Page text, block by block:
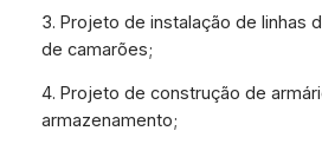
3. Projeto de instalação de linhas
de camarões;
4. Projeto de construção de
armazenamento;